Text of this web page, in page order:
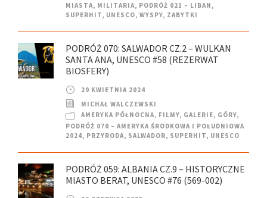
MIASTA, MILITARIA, PODRÓŻ 021 – LIBAN ,
SUPERHIT, UNESCO, WYSPY, ZABYTKI
PODRÓŻ 070: SALWADOR CZ.2 – WULKAN
SANTA ANA, UNESCO #58 (REZERWAT
BIOSFERY)
29 KWIETNIA 2024
MICHAŁ WALCZEWSKI
AMERYKA PÓŁNOCNA, FILMY, GALERIE, GÓRY,
PODRÓŻ 070 – AMERYKA ŚRODKOWA I POŁUDNIOWA
2024, PRZYRODA, SALWADOR, SUPERHIT, UNESCO
PODRÓŻ 059: ALBANIA CZ.9 – HISTORYCZNE
MIASTO BERAT, UNESCO #76 (569-002)